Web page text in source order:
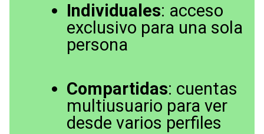
Individuales: acceso
exclusivo para una sola
persona
Compartidas: cuentas
multiusuario para ver
desde varios perfiles